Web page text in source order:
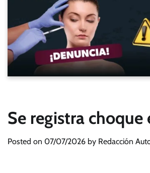
Se registra
Posted on 07/07/2026 by Redacción